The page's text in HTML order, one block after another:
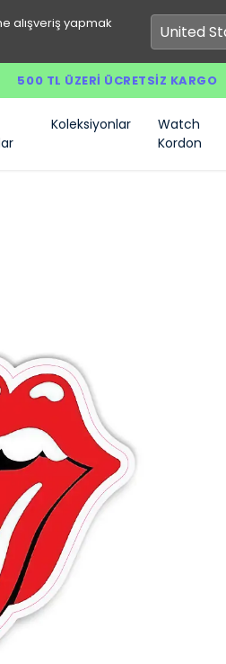
alışveriş yapmak
500 TL ÜZERI ÜCRETSIZ KARGO
Koleksiyonlar
Watch
Kordon